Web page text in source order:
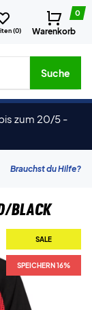
(0)
0
Warenkorb
Suche
zum 20/5 -
Brauchst du Hilfe?
Black
SALE
SPEICHERN 16%
SALE
SPEICHERN 16%